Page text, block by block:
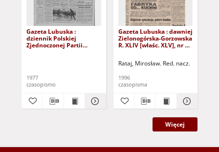
Gazeta Lubuska :
dziennik Polskiej
Zjednoczonej Partii
1977
czasopismo
Gazeta Lubuska : dawniej
Zielonogórska-Gorzowska
R. XLIV [właśc. XLV], nr 52
Rataj, Mirosław. Red. nacz.
1996
czasopisma
Więcej